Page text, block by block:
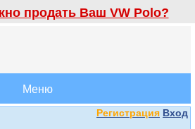
продать Ваш VW Polo?
Меню
Регистрация Вход